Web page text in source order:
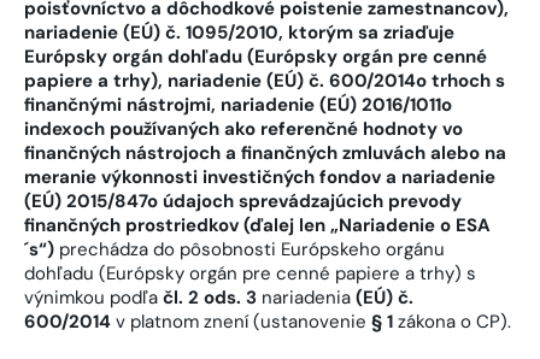
poisťovníctvo a dôchodkové poistenie zamestnancov),
nariadenie (EÚ) č. 1095/2010, ktorým sa zriaďuje
Európsky orgán dohľadu (Európsky orgán pre cenné
papiere a trhy), nariadenie (EÚ) č. 600/2014o trhoch s
finančnými nástrojmi, nariadenie (EÚ) 2016/1011o
indexoch používaných ako referenčné hodnoty vo
finančných nástrojoch a finančných zmluvách alebo na
meranie výkonnosti investičných fondov a nariadenie
(EÚ) 2015/847o údajoch sprevádzajúcich prevody
finančných prostriedkov (ďalej len „Nariadenie o ESA
´s“) prechádza do pôsobnosti Európskeho orgánu
dohľadu (Európsky orgán pre cenné papiere a trhy) s
výnimkou podľa čl. 2 ods. 3 nariadenia (EÚ) č.
600/2014 v platnom znení (ustanovenie § 1 zákona o CP).